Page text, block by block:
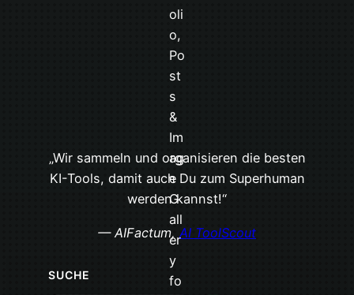
„Wir sammeln und organisieren die besten
KI-Tools, damit auch Du zum Superhuman
werden kannst!“
— AIFactum, AI ToolScout
SUCHE